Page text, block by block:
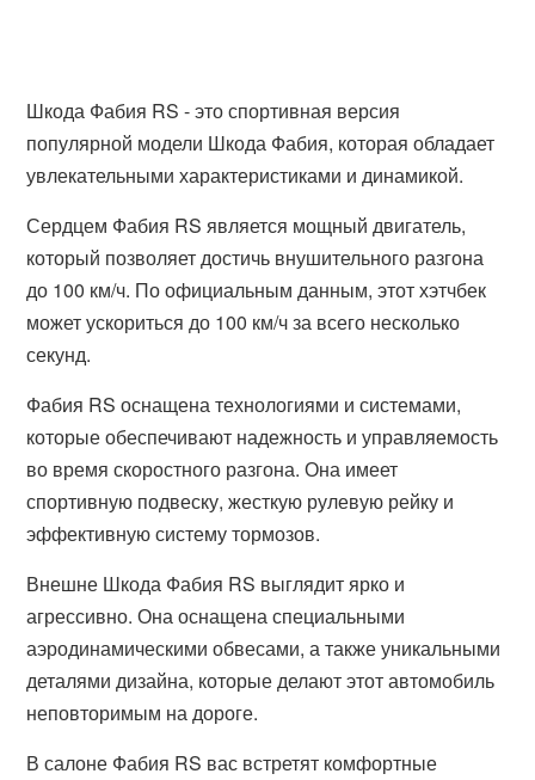
Шкода Фабия RS - это спортивная версия
популярной модели Шкода Фабия, которая обладает
увлекательными характеристиками и динамикой.
Сердцем Фабия RS является мощный двигатель,
который позволяет достичь внушительного разгона
до 100 км/ч. По официальным данным, этот хэтчбек
может ускориться до 100 км/ч за всего несколько
секунд.
Фабия RS оснащена технологиями и системами,
которые обеспечивают надежность и управляемость
во время скоростного разгона. Она имеет
спортивную подвеску, жесткую рулевую рейку и
эффективную систему тормозов.
Внешне Шкода Фабия RS выглядит ярко и
агрессивно. Она оснащена специальными
аэродинамическими обвесами, а также уникальными
деталями дизайна, которые делают этот автомобиль
неповторимым на дороге.
В салоне Фабия RS вас встретят комфортные